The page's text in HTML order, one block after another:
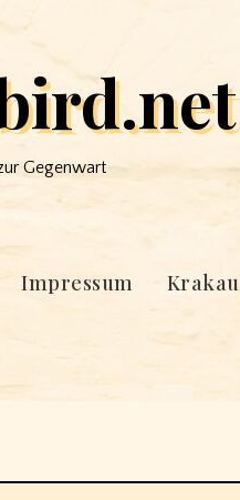
Gegenwart
Impressum Krakau